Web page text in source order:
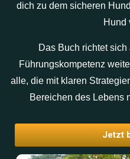
dich zu dem sicheren
Hund
Das Buch richtet
Führungskompetenz
alle, die mit klaren
Bereichen des Lebens
Jetzt